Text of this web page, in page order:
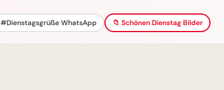
#Dienstagsgrüße WhatsApp 📁 Schönen Dienstag Bilder